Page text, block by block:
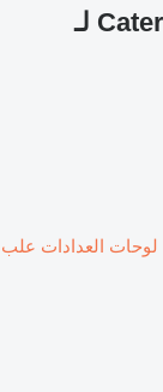
التجهيزات الكهربائية Caterpillar M316 لـ
لوحات العدادات علب